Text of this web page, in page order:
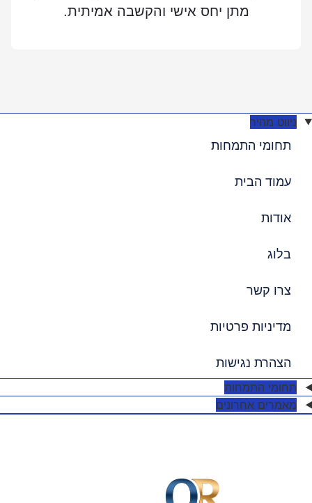
מתן יחס אישי והקשבה אמיתית.
ניווט מהיר
תחומי התמחות
עמוד הבית
אודות
בלוג
צרו קשר
מדיניות פרטיות
הצהרת נגישות
תחומי התמחות
מאמרים אחרונים